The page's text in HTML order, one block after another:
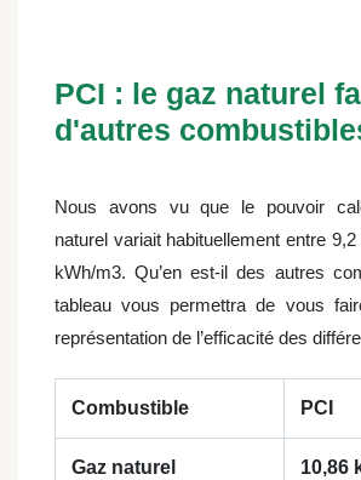
PCI : le gaz naturel
d'autres
Nous avons vu que le pouvoir
naturel variait habituellement entre
kWh/m3. Qu’en est-il des autres
tableau vous permettra de vous
représentation de l’efficacité des
Combustible PCI
Gaz naturel 10,86